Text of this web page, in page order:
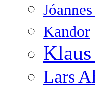
Kandor
Lars